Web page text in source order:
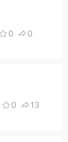
0
0
0
13